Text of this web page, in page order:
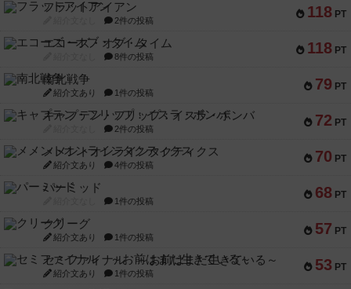
118 PT
フラットアイアン
2件の投稿
118 PT
エコーズ・オブ・タイム
8件の投稿
79 PT
南北戦争
紹介文あり 1件の投稿
72 PT
キャプテン・フリップ：イスラ・ボンバ
2件の投稿
70 PT
メメントオンラインタクティクス
紹介文あり 4件の投稿
68 PT
パーミッド
1件の投稿
57 PT
クリーグ
紹介文あり 1件の投稿
53 PT
セミファイナル ～お前はまだ生きている～
紹介文あり 1件の投稿